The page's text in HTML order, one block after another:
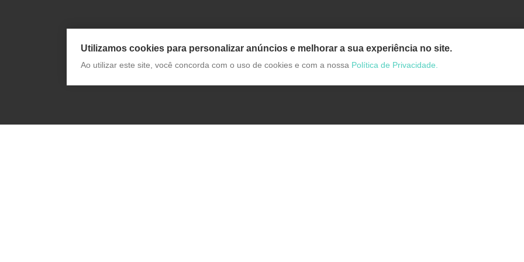
Utilizamos cookies para personalizar anúncios e melhorar a sua experiência no site.
Ao utilizar este site, você concorda com o uso de cookies e com a nossa Política de Privacidade.